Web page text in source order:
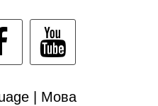
| Мова